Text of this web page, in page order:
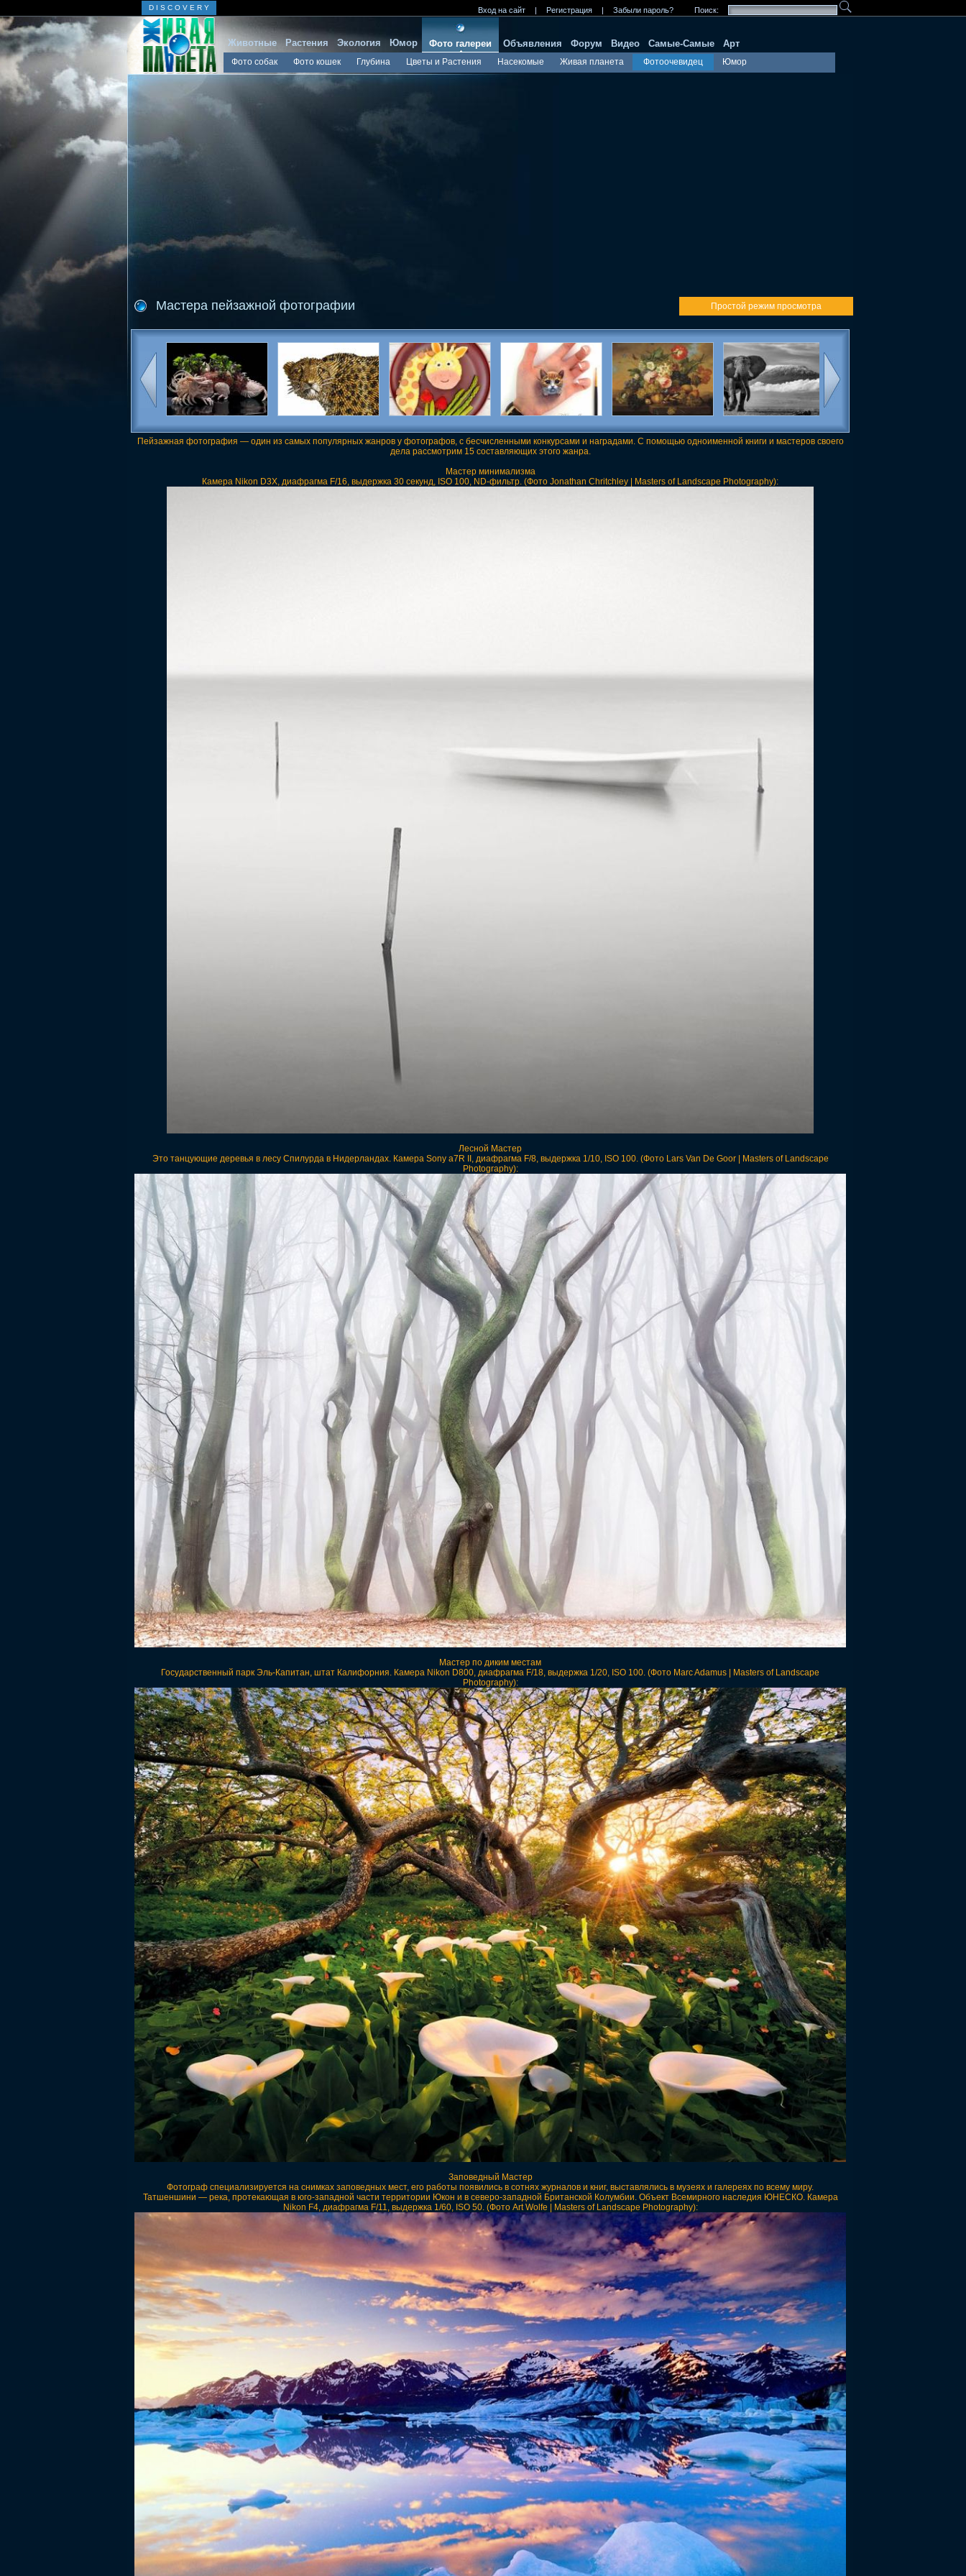
D I S C O V E R Y Вход на сайт | Регистрация | Забыли пароль? Поиск:
Животные Растения Экология Юмор Фото галереи
Фото собак Фото кошек Глубина Цветы и Растения Насекомые Живая планета Фотоочевидец Юмор
Объявления Форум Видео Самые-Самые Арт
Мастера пейзажной фотографии Простой режим просмотра
Пейзажная фотография — один из самых популярных жанров у фотографов, с бесчисленными конкурсами и наградами. С помощью одноименной книги и мастеров своего
дела рассмотрим 15 составляющих этого жанра.
Мастер минимализма
Камера Nikon D3X, диафрагма F/16, выдержка 30 секунд, ISO 100, ND-фильтр. (Фото Jonathan Chritchley | Masters of Landscape Photography):
Лесной Мастер
Это танцующие деревья в лесу Спилурда в Нидерландах. Камера Sony a7R II, диафрагма F/8, выдержка 1/10, ISO 100. (Фото Lars Van De Goor | Masters of Landscape
Photography):
Мастер по диким местам
Государственный парк Эль-Капитан, штат Калифорния. Камера Nikon D800, диафрагма F/18, выдержка 1/20, ISO 100. (Фото Marc Adamus | Masters of Landscape
Photography):
Заповедный Мастер
Фотограф специализируется на снимках заповедных мест, его работы появились в сотнях журналов и книг, выставлялись в музеях и галереях по всему миру.
Татшеншини — река, протекающая в юго-западной части территории Юкон и в северо-западной Британской Колумбии. Объект Всемирного наследия ЮНЕСКО. Камера
Nikon F4, диафрагма F/11, выдержка 1/60, ISO 50. (Фото Art Wolfe | Masters of Landscape Photography):